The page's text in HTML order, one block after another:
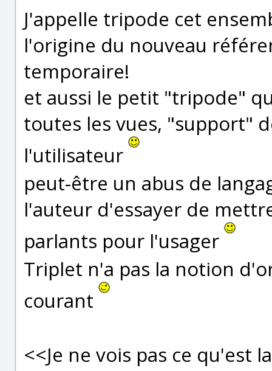
J'appelle tripode cet
l'origine du nouveau
temporaire!
et aussi le petit "tripode"
toutes les vues, "support"
l'utilisateur
peut-être un abus de
l'auteur d'essayer de
parlants pour l'usager
Triplet n'a pas la notion
courant
<<Je ne vois pas ce qu'est